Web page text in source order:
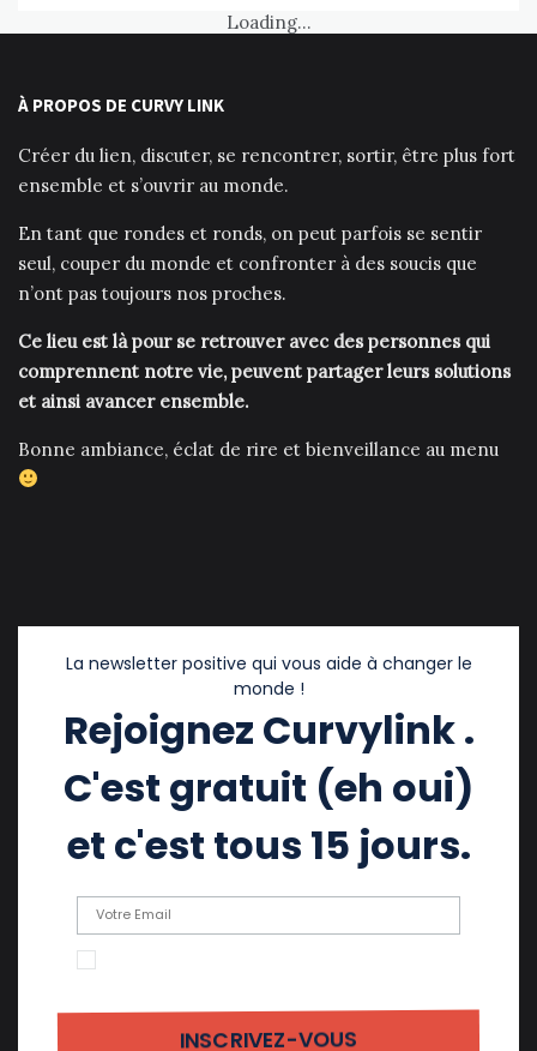
Loading...
À PROPOS DE CURVY LINK
Créer du lien, discuter, se rencontrer, sortir, être plus fort
ensemble et s’ouvrir au monde.
En tant que rondes et ronds, on peut parfois se sentir
seul, couper du monde et confronter à des soucis que
n’ont pas toujours nos proches.
Ce lieu est là pour se retrouver avec des personnes qui
comprennent notre vie, peuvent partager leurs solutions
et ainsi avancer ensemble.
Bonne ambiance, éclat de rire et bienveillance au menu
La newsletter positive qui vous aide à changer le
monde !
Rejoignez Curvylink .
C'est gratuit (eh oui)
et c'est tous 15 jours.